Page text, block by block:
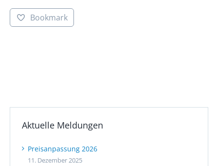
Bookmark
Aktuelle Meldungen
Preisanpassung 2026
11. Dezember 2025